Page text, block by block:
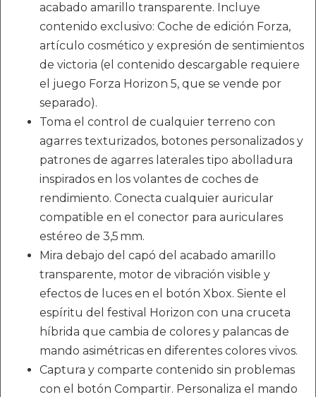
acabado amarillo transparente. Incluye
contenido exclusivo: Coche de edición Forza,
artículo cosmético y expresión de sentimientos
de victoria (el contenido descargable requiere
el juego Forza Horizon 5, que se vende por
separado).
Toma el control de cualquier terreno con
agarres texturizados, botones personalizados y
patrones de agarres laterales tipo abolladura
inspirados en los volantes de coches de
rendimiento. Conecta cualquier auricular
compatible en el conector para auriculares
estéreo de 3,5 mm.
Mira debajo del capó del acabado amarillo
transparente, motor de vibración visible y
efectos de luces en el botón Xbox. Siente el
espíritu del festival Horizon con una cruceta
híbrida que cambia de colores y palancas de
mando asimétricas en diferentes colores vivos.
Captura y comparte contenido sin problemas
con el botón Compartir. Personaliza el mando